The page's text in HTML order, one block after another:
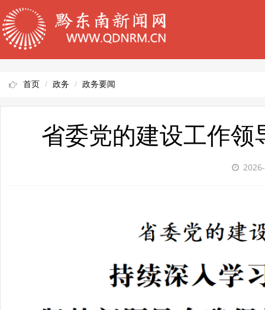
首页 政务 政务要闻
省委党的建设工作领